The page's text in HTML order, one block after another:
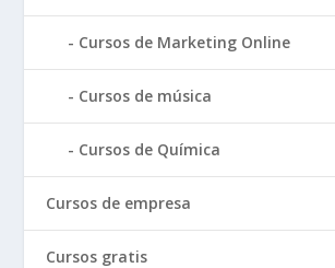
Cursos de Marketing Online
Cursos de música
Cursos de Química
Cursos de empresa
Cursos gratis